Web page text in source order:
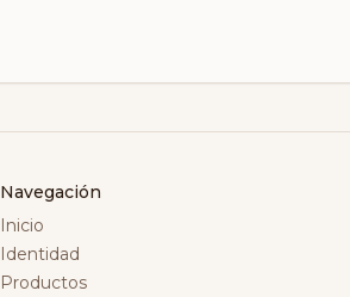
Navegación
Inicio
Identidad
Productos